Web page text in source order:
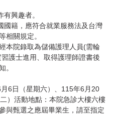
興趣者。
國籍，應符合就業服務法及台灣
相關規定。
本院錄取為儲備護理人員(需輪
護士進用、取得護理師證書後
。
6日（星期六）、115年6月20
）活動地點：本院急診大樓六樓
與甄選之應屆畢業生，請至指定